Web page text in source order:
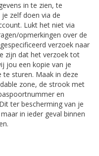
in te zien, te
zelf doen via de
Lukt het niet via
opmerkingen over de
verzoek naar
zijn dat het verzoek tot
jou een kopie van je
sturen. Maak in deze
zone, de strook met
en
ter bescherming van je
in ieder geval binnen